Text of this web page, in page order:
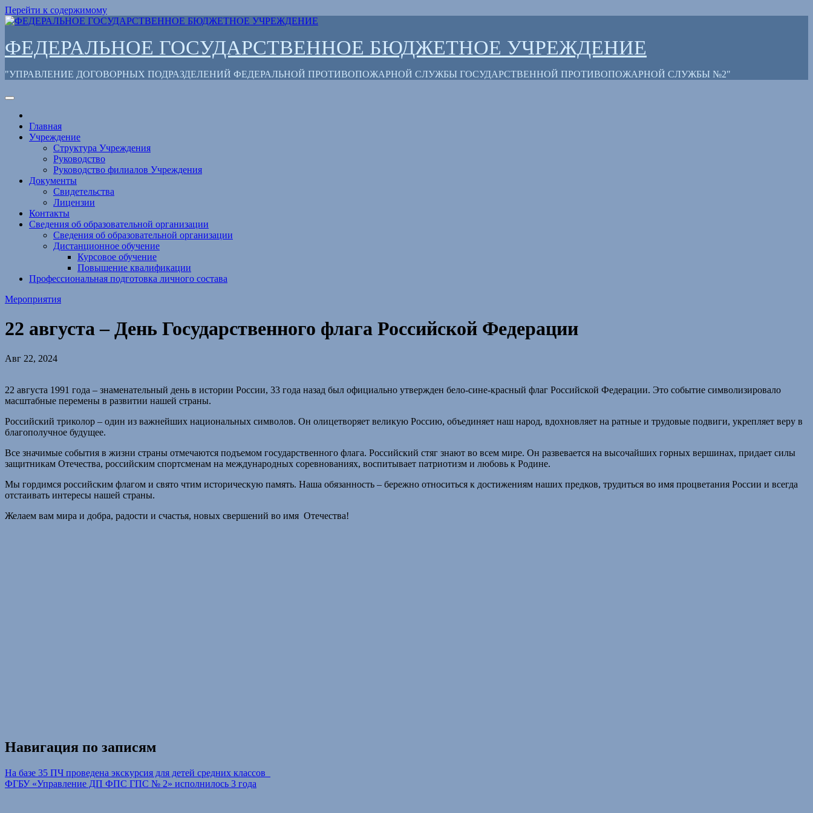
Перейти к содержимому
ФЕДЕРАЛЬНОЕ ГОСУДАРСТВЕННОЕ БЮДЖЕТНОЕ УЧРЕЖДЕНИЕ
"УПРАВЛЕНИЕ ДОГОВОРНЫХ ПОДРАЗДЕЛЕНИЙ ФЕДЕРАЛЬНОЙ ПРОТИВОПОЖАРНОЙ СЛУЖБЫ ГОСУДАРСТВЕННОЙ ПРОТИВОПОЖАРНОЙ СЛУЖБЫ №2"
Главная
Учреждение
Структура Учреждения
Руководство
Руководство филиалов Учреждения
Документы
Свидетельства
Лицензии
Контакты
Сведения об образовательной организации
Сведения об образовательной организации
Дистанционное обучение
Курсовое обучение
Повышение квалификации
Профессиональная подготовка личного состава
Мероприятия
22 августа – День Государственного флага Российской Федерации
Авг 22, 2024
22 августа 1991 года – знаменательный день в истории России, 33 года назад был официально утвержден бело-сине-красный флаг Российской Федерации. Это событие символизировало
масштабные перемены в развитии нашей страны.
Российский триколор – один из важнейших национальных символов. Он олицетворяет великую Россию, объединяет наш народ, вдохновляет на ратные и трудовые подвиги, укрепляет веру в
благополучное будущее.
Все значимые события в жизни страны отмечаются подъемом государственного флага. Российский стяг знают во всем мире. Он развевается на высочайших горных вершинах, придает силы
защитникам Отечества, российским спортсменам на международных соревнованиях, воспитывает патриотизм и любовь к Родине.
Мы гордимся российским флагом и свято чтим историческую память. Наша обязанность – бережно относиться к достижениям наших предков, трудиться во имя процветания России и всегда
отстаивать интересы нашей страны.
Желаем вам мира и добра, радости и счастья, новых свершений во имя Отечества!
Навигация по записям
На базе 35 ПЧ проведена экскурсия для детей средних классов
ФГБУ «Управление ДП ФПС ГПС № 2» исполнилось 3 года